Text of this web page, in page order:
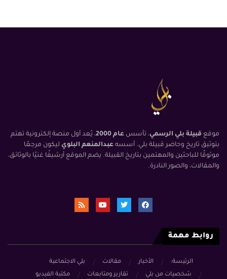
موقع قبيلة بلي الرسمي، تأسس عام 2000
، يُعد أول منصة إلكترونية تهتم
بتوثيق تاريخ وحاضر قبيلة بلي. أسسه عبدالمنعم البلوي ليكون مرجعًا
موثوقًا للباحثين والمهتمين بتاريخ القبيلة. يضم الموقع أرشيفًا غنيًا بالوثائق،
والمقالات، والصور النادرة.
روابط مهمة
الرئيسة: الأخبار مقالات
بلي الاجتماعية
شخصيات من بلي
تقارير ومتابعات مكتبة الفيديو